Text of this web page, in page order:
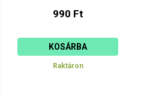
990 Ft
KOSÁRBA
Raktáron